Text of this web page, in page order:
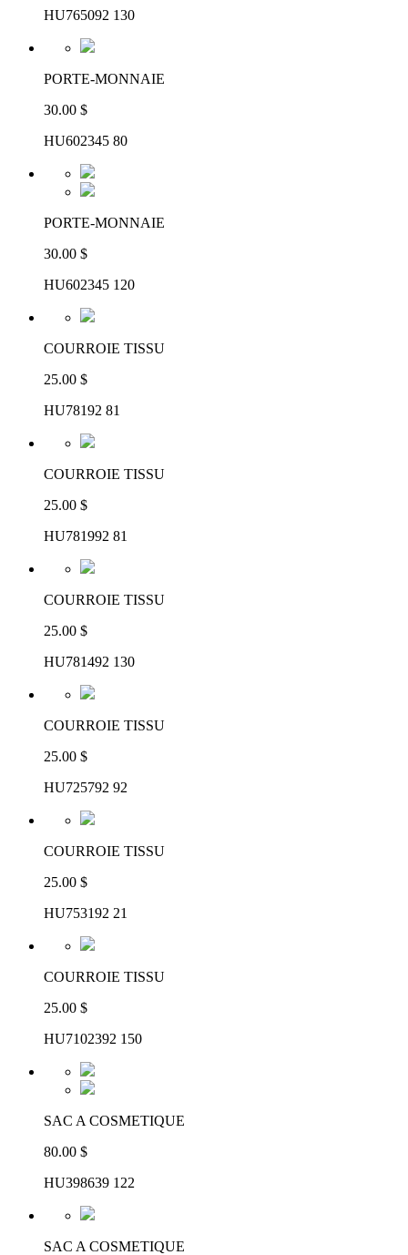
HU765092 130
PORTE-MONNAIE
30.00 $
HU602345 80
PORTE-MONNAIE
30.00 $
HU602345 120
COURROIE TISSU
25.00 $
HU78192 81
COURROIE TISSU
25.00 $
HU781992 81
COURROIE TISSU
25.00 $
HU781492 130
COURROIE TISSU
25.00 $
HU725792 92
COURROIE TISSU
25.00 $
HU753192 21
COURROIE TISSU
25.00 $
HU7102392 150
SAC A COSMETIQUE
80.00 $
HU398639 122
SAC A COSMETIQUE